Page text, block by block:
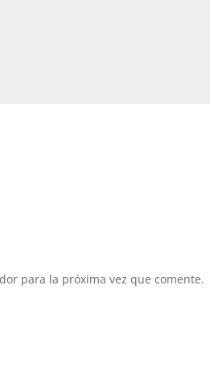
para la próxima vez que comente.